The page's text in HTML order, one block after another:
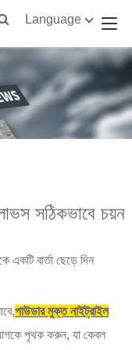
Language
সঠিকভাবে চয়ন
একটি বার্তা ছেড়ে দিন
পাউডার মুক্ত নাইট্রাইল
পৃথক করুন, যা কেবল